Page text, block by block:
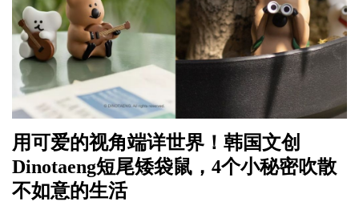
用可爱的视角端详世界！韩国文创
Dinotaeng短尾矮袋鼠，4个小秘密吹散
不如意的生活